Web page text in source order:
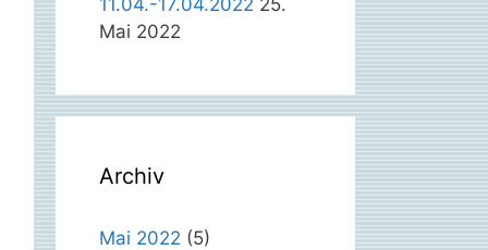
Mai 2022
Archiv
Mai 2022 (5)